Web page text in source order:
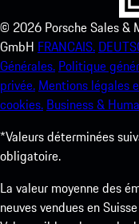
© 2026 Porsche Sales &
GmbH FRANCAIS.
Générales. Politique
privée. Mentions légales
cookies. Business &
*Valeurs déterminées
obligatoire.
La valeur moyenne des
neuves vendues en